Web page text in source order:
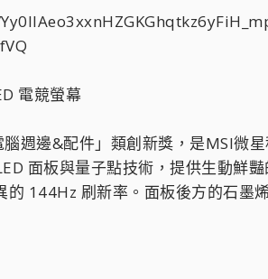
電競螢幕
週邊&配件」類創新獎，是MSI微
面板與量子點技術，提供生動鮮
144Hz 刷新率。面板後方的石墨